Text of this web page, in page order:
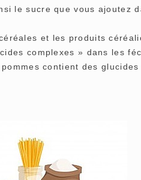
le sucre que vous ajoutez
et les produits
complexes » dans les
contient des